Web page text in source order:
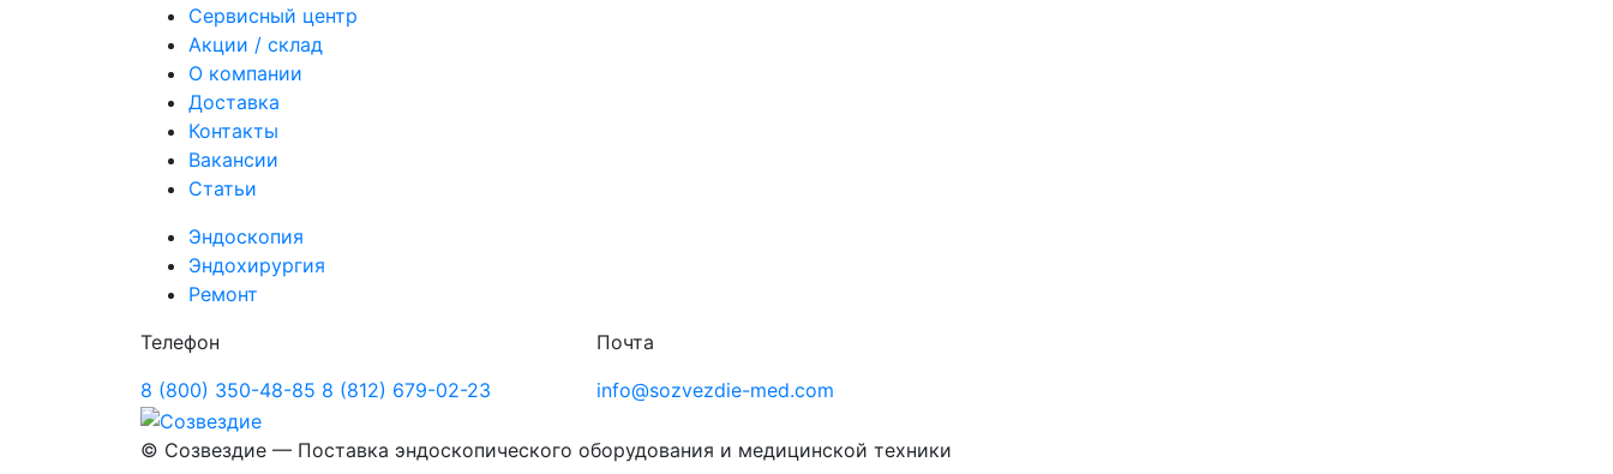
Сервисный центр
Акции / склад
О компании
Доставка
Контакты
Вакансии
Статьи
Эндоскопия
Эндохирургия
Ремонт
Телефон
8 (800) 350-48-85 8 (812) 679-02-23
Почта
info@sozvezdie-med.com
© Созвездие — Поставка эндоскопического оборудования и медицинской техники